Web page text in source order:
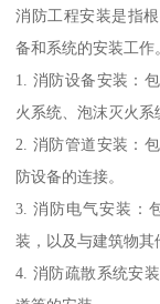
消防工程安装是指
备和系统的安装工作
1. 消防设备安装：
火系统、泡沫灭火系
2. 消防管道安装：
防设备的连接。
3. 消防电气安装：
装，以及与建筑物其
4. 消防疏散系统安